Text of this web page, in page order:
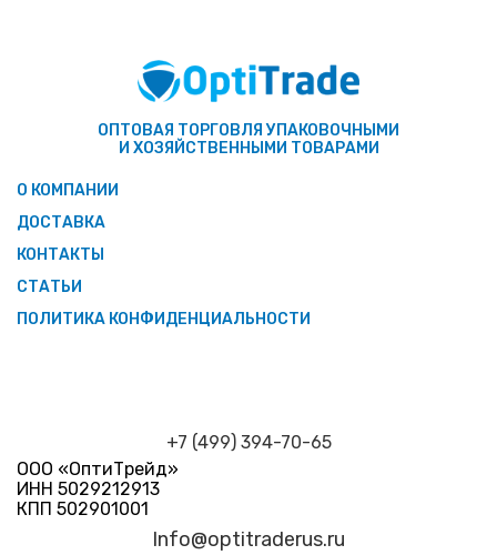
ОПТОВАЯ ТОРГОВЛЯ УПАКОВОЧНЫМИ
И ХОЗЯЙСТВЕННЫМИ ТОВАРАМИ
О КОМПАНИИ
ДОСТАВКА
КОНТАКТЫ
СТАТЬИ
ПОЛИТИКА КОНФИДЕНЦИАЛЬНОСТИ
+7 (499) 394-70-65
ООО «ОптиТрейд»
ИНН 5029212913
КПП 502901001
Info@optitraderus.ru